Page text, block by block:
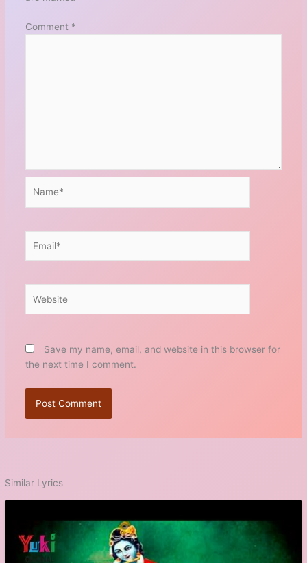
Comment *
Save my name, email, and website in this browser for
the next time I comment.
Similar Lyrics